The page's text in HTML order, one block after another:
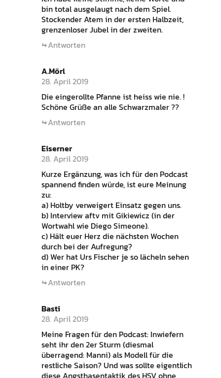
bin total ausgelaugt nach dem Spiel.
Stockender Atem in der ersten Halbzeit,
grenzenloser Jubel in der zweiten.
Antworten
A.Mörl
28. April 2019
Die eingerollte Pfanne ist heiss wie nie. !
Schöne Grüße an alle Schwarzmaler ??
Antworten
Eiserner
28. April 2019
Kurze Ergänzung, was ich für den Podcast
spannend finden würde, ist eure Meinung
zu:
a) Holtby verweigert Einsatz gegen uns.
b) Interview aftv mit Gikiewicz (in der
Wortwahl wie Diego Simeone).
c) Hält euer Herz die nächsten Wochen
durch bei der Aufregung?
d) Wer hat Urs Fischer je so lächeln sehen
in einer PK?
Antworten
Basti
28. April 2019
Meine Fragen für den Podcast: Inwiefern
seht ihr den 2er Sturm (diesmal
überragend: Manni) als Modell für die
restliche Saison? Und was sollte eigentlich